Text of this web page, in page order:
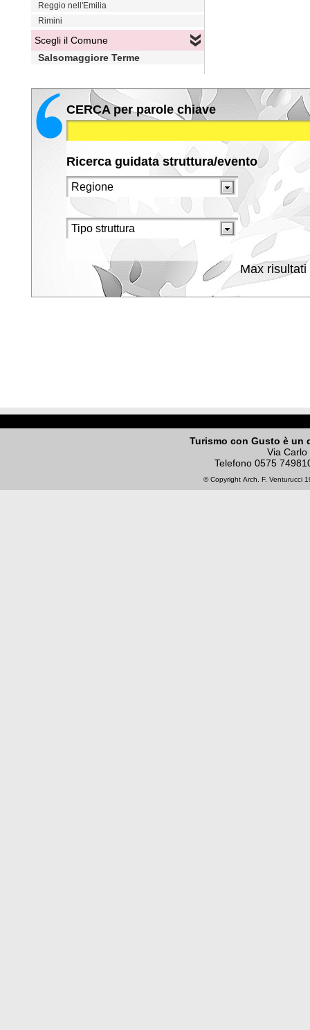
Reggio nell'Emilia
Rimini
Scegli il Comune
Salsomaggiore Terme
CERCA per parole chiave
Ricerca guidata struttura/evento
Max risultati
Turismo con Gusto è un
Via
Telefono 0575
© Copyright Arch. F. Venturucci